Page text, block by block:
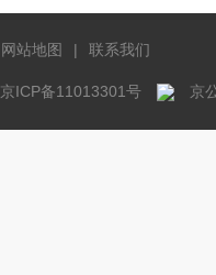
网站地图 | 联系我们
京ICP备11013301号 京